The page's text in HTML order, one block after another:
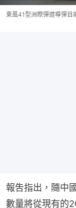
東風41型洲際彈道導彈目
報吿指出，隨中
數量將從現有的